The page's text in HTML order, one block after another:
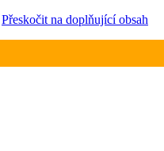
Přeskočit na doplňující obsah